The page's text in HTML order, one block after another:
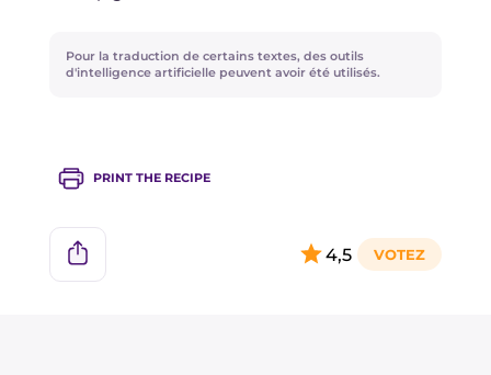
Pour la traduction de certains textes, des outils
d'intelligence artificielle peuvent avoir été utilisés.
PRINT THE RECIPE
4,5